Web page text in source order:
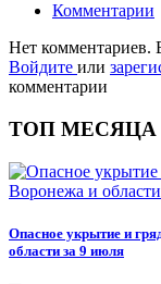
Комментарии
Нет комментариев.
Войдите или
комментарии
ТОП МЕСЯЦА
Опасное укрытие и
области за 9 июля